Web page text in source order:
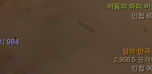
어둠의 똬리 바
민첩
양의 만곡
2,908.5 공격
민첩
984